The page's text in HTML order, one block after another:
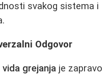
svakog sistema i
Odgovor
grejanja je zapravo